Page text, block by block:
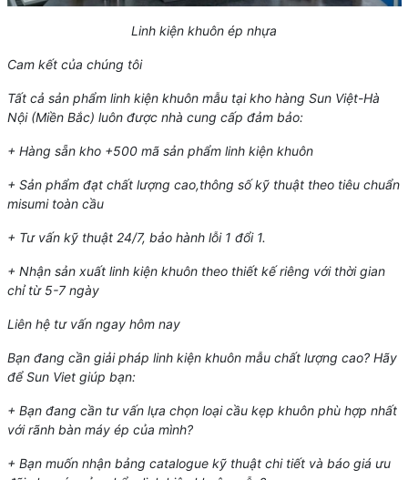
Linh kiện khuôn ép nhựa
Cam kết của chúng tôi
Tất cả sản phẩm linh kiện khuôn mẫu tại kho hàng Sun Việt-Hà
Nội (Miền Bắc) luôn được nhà cung cấp đảm bảo:
+ Hàng sẵn kho +500 mã sản phẩm linh kiện khuôn
+ Sản phẩm đạt chất lượng cao,thông số kỹ thuật theo tiêu chuẩn
misumi toàn cầu
+ Tư vấn kỹ thuật 24/7, bảo hành lỗi 1 đổi 1.
+ Nhận sản xuất linh kiện khuôn theo thiết kế riêng với thời gian
chỉ từ 5-7 ngày
Liên hệ tư vấn ngay hôm nay
Bạn đang cần giải pháp linh kiện khuôn mẫu chất lượng cao? Hãy
để Sun Viet giúp bạn:
+ Bạn đang cần tư vấn lựa chọn loại cầu kẹp khuôn phù hợp nhất
với rãnh bàn máy ép của mình?
+ Bạn muốn nhận bảng catalogue kỹ thuật chi tiết và báo giá ưu